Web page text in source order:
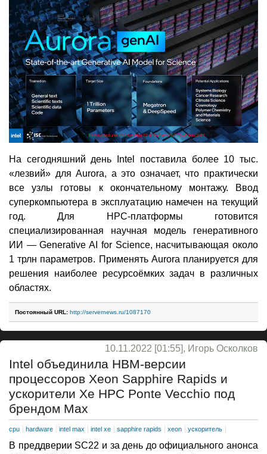
На сегодняшний день Intel поставила более 10 тыс.
«лезвий» для Aurora, а это означает, что практически
все узлы готовы к окончательному монтажу. Ввод
суперкомпьютера в эксплуатацию намечен на текущий
год. Для НРС-платформы готовится
специализированная научная модель генеративного
ИИ — Generative AI for Science, насчитывающая около
1 трлн параметров. Применять Aurora планируется для
решения наиболее ресурсоёмких задач в различных
областях.
Постоянный URL: http://servernews.ru/1087170
10.11.2022 [01:55], Игорь Осколков
Intel объединила HBM-версии
процессоров Xeon Sapphire Rapids и
ускорители Xe HPC Ponte Vecchio под
брендом Max
cpu hardware intel max intel xe sapphire rapids xeon ускоритель
В преддверии SC22 и за день до официального анонса